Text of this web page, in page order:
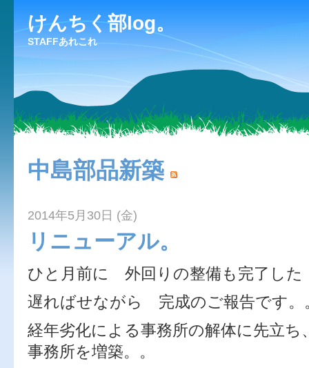
けんちく部log。
STAFFあれこれ
中島部品新築
2014年5月30日 (金)
リニューアル。
ひと月前に 外回りの整備も完了した
遅ればせながら 完成のご報告です。
経年劣化による事務所の解体に先立
事務所を増築。。